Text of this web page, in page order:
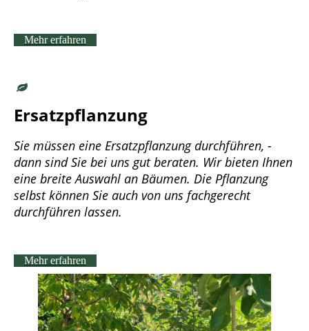
Mehr erfahren
Ersatzpflanzung
Sie müssen eine Ersatzpflanzung durchführen, -
dann sind Sie bei uns gut beraten. Wir bieten Ihnen
eine breite Auswahl an Bäumen. Die Pflanzung
selbst können Sie auch von uns fachgerecht
durchführen lassen.
Mehr erfahren